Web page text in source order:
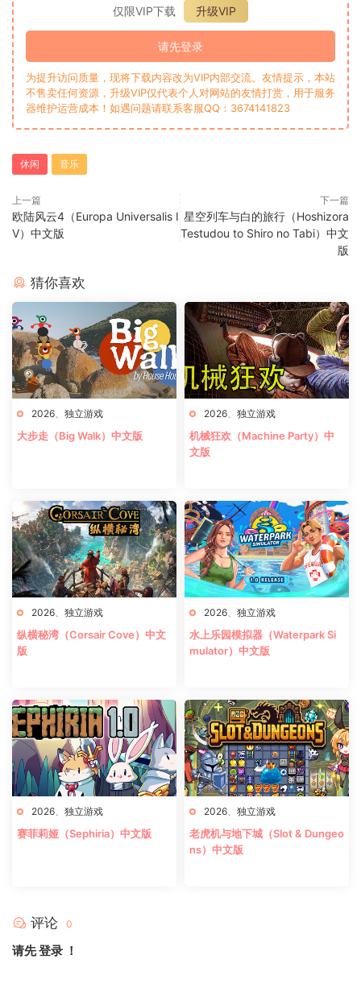
仅限VIP下载
升级VIP
请先登录
为提升访问质量，现将下载内容改为VIP内部交流。友情提示，本站
不售卖任何资源，升级VIP仅代表个人对网站的友情打赏，用于服务
器维护运营成本！如遇问题请联系客服QQ：3674141823
休闲 音乐
上一篇
欧陆风云4（Europa Universalis I
V）中文版
下一篇
星空列车与白的旅行（Hoshizora
Testudou to Shiro no Tabi）中文
版
猜你喜欢
2026 独立游戏
大步走（Big Walk）中文版
2026 独立游戏
机械狂欢（Machine Party）中
文版
2026 独立游戏
纵横秘湾（Corsair Cove）中文
版
2026 独立游戏
水上乐园模拟器（Waterpark Si
mulator）中文版
2026 独立游戏
赛菲莉娅（Sephiria）中文版
2026 独立游戏
老虎机与地下城（Slot & Dungeo
ns）中文版
评论 0
请先登录 ！